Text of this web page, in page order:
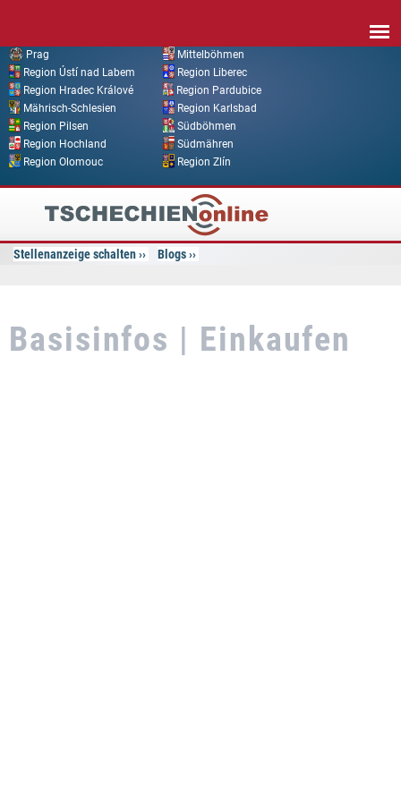
Prag
Mittelböhmen
Region Ústí nad Labem
Region Liberec
Region Hradec Králové
Region Pardubice
Mährisch-Schlesien
Region Karlsbad
Region Pilsen
Südböhmen
Region Hochland
Südmähren
Region Olomouc
Region Zlín
Tschechien
Online
Stellenanzeige schalten Blogs
Basisinfos | Einkaufen